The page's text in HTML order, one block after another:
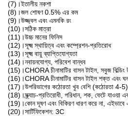
(7)।ইতালীয় নকশা
(8)।জল শোষণ 0.5% এর কম
(9)।উজ্জ্বল এবং এমনকি রং
(10)।সঠিক মাত্রা
(11)।উচ্চ মানের ফিনিস
(12)।সূক্ষ্ম স্থায়িত্ব এবং কম্প্রেশন-প্রতিরোধ
(13)।সূক্ষ্ম বায়ু ব্যাপ্তিযোগ্যতা
(14)।নবায়নযোগ্য, পরিবেশ বান্ধব
(15)।CHORA চীনামাটির বাসন টাইল, সবুজ বিল্ডিং
(16)।CHORA চীনামাটির বাসন টাইল শক্ত এবং ঘন
(17)।উপরিভাগের কঠোরতা খুব বেশি (কঠোরতা 4-5)
(18)।স্ক্র্যাচ-প্রতিরোধী, পরিধান, শক, ফেটে যাওয়া
(19)।কোন দূষণ এবং বিকিরণ ধারণ করে না, এইভাবে
(20)।সার্টিফিকেশন: 3C